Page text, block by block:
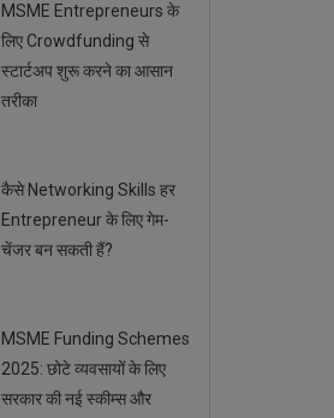
MSME Entrepreneurs के
लिए Crowdfunding से
स्टार्टअप शुरू करने का आसान
तरीका
कैसे Networking Skills हर
Entrepreneur के लिए गेम-
चेंजर बन सकती हैं?
MSME Funding Schemes
2025: छोटे व्यवसायों के लिए
सरकार की नई स्कीम्स और